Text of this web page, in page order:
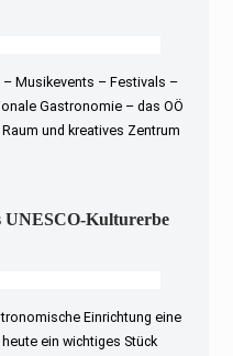
Musikevents – Festivals –
Gastronomie – das OÖ
und kreatives Zentrum
UNESCO-Kulturerbe
Einrichtung eine
ein wichtiges Stück